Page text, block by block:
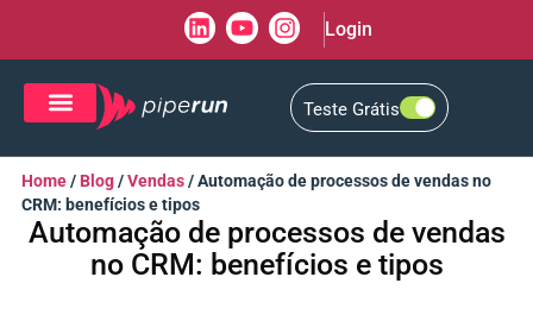
Login
Teste Grátis
Home/ Blog/Vendas/Automação de processos de vendas no
CRM: benefícios e tipos
Automação de processos de vendas
no CRM: benefícios e tipos